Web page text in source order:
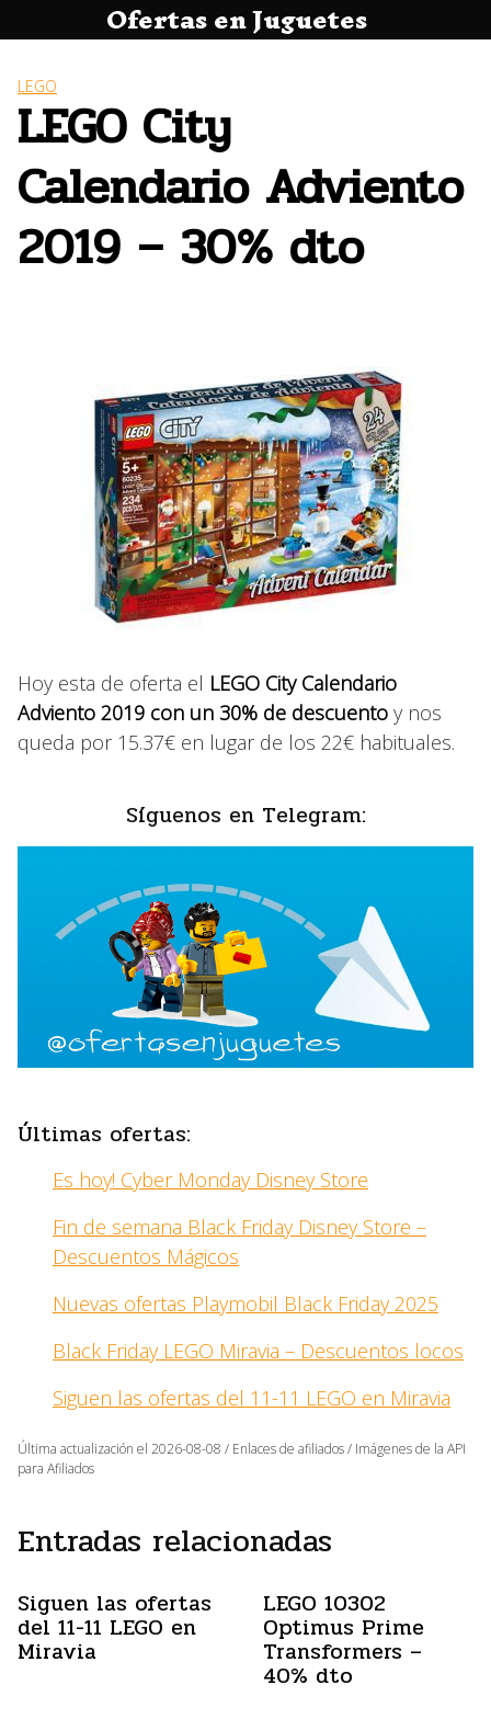
al
Ofertas en Juguetes
LEGO
LEGO City
Calendario Adviento
2019 – 30% dto
Hoy esta de oferta el LEGO City Calendario
Adviento 2019 con un 30% de descuento y nos
queda por 15.37€ en lugar de los 22€ habituales.
Síguenos en Telegram:
Últimas ofertas:
Es hoy! Cyber Monday Disney Store
Fin de semana Black Friday Disney Store –
Descuentos Mágicos
Nuevas ofertas Playmobil Black Friday 2025
Black Friday LEGO Miravia – Descuentos locos
Siguen las ofertas del 11-11 LEGO en Miravia
Última actualización el 2026-08-08 / Enlaces de afiliados / Imágenes de la API
para Afiliados
Entradas relacionadas
Siguen las ofertas
del 11-11 LEGO en
Miravia
LEGO 10302
Optimus Prime
Transformers –
40% dto